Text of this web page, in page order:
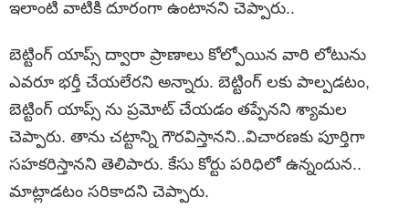
ఇలాంటి వాటికి దూరంగా ఉంటానని చెప్పారు..
బెట్టింగ్ యాప్స్ ద్వారా ప్రాణాలు కోల్పోయిన వారి లోటును
ఎవరూ భర్తీ చేయలేరని అన్నారు. బెట్టింగ్ లకు పాల్పడటం,
బెట్టింగ్ యాప్స్ ను ప్రమోట్ చేయడం తప్పేనని శ్యామల
చెప్పారు. తాను చట్టాన్ని గౌరవిస్తానని..విచారణకు పూర్తిగా
సహకరిస్తానని తెలిపారు. కేసు కోర్టు పరిధిలో ఉన్నందున..
మాట్లాడటం సరికాదని చెప్పారు.